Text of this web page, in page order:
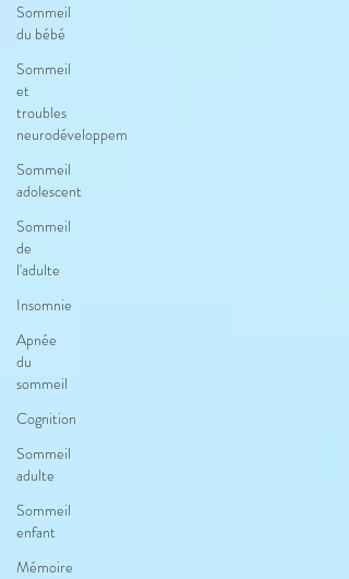
Sommeil
du bébé
Sommeil
et
troubles
neurodéveloppem
Sommeil
adolescent
Sommeil
de
l'adulte
Insomnie
Apnée
du
sommeil
Cognition
Sommeil
adulte
Sommeil
enfant
Mémoire